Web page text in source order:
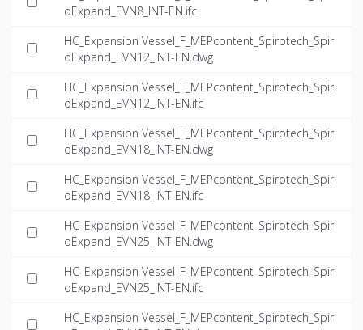
oExpand_EVN8_INT-EN.ifc
HC_Expansion Vessel_F_MEPcontent_Spirotech_Spir
oExpand_EVN12_INT-EN.dwg
HC_Expansion Vessel_F_MEPcontent_Spirotech_Spir
oExpand_EVN12_INT-EN.ifc
HC_Expansion Vessel_F_MEPcontent_Spirotech_Spir
oExpand_EVN18_INT-EN.dwg
HC_Expansion Vessel_F_MEPcontent_Spirotech_Spir
oExpand_EVN18_INT-EN.ifc
HC_Expansion Vessel_F_MEPcontent_Spirotech_Spir
oExpand_EVN25_INT-EN.dwg
HC_Expansion Vessel_F_MEPcontent_Spirotech_Spir
oExpand_EVN25_INT-EN.ifc
HC_Expansion Vessel_F_MEPcontent_Spirotech_Spir